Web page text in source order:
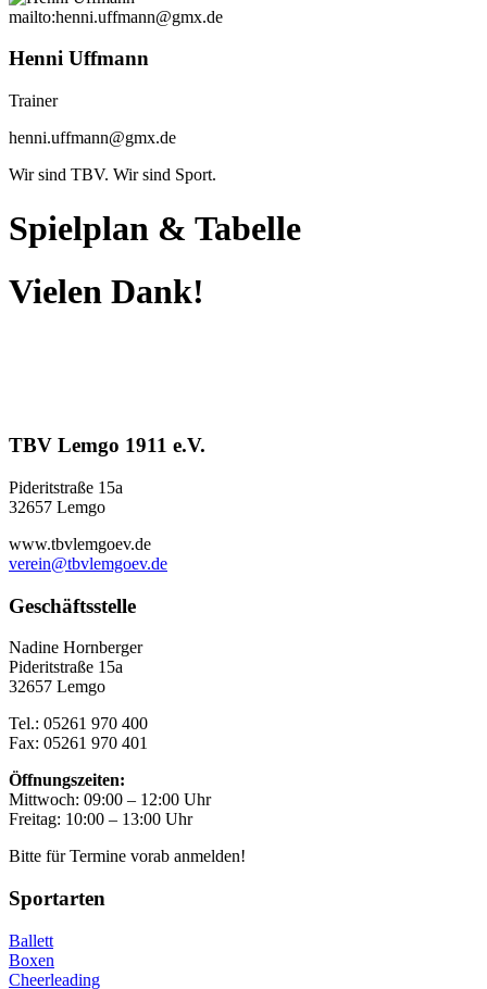
mailto:henni.uffmann@gmx.de
Henni Uffmann
Trainer
henni.uffmann@gmx.de
Wir sind TBV. Wir sind Sport.
Spielplan & Tabelle
Vielen Dank!
TBV Lemgo 1911 e.V.
Pideritstraße 15a
32657 Lemgo
www.tbvlemgoev.de
verein@tbvlemgoev.de
Geschäftsstelle
Nadine Hornberger
Pideritstraße 15a
32657 Lemgo
Tel.: 05261 970 400
Fax: 05261 970 401
Öffnungszeiten:
Mittwoch: 09:00 – 12:00 Uhr
Freitag: 10:00 – 13:00 Uhr
Bitte für Termine vorab anmelden!
Sportarten
Ballett
Boxen
Cheerleading